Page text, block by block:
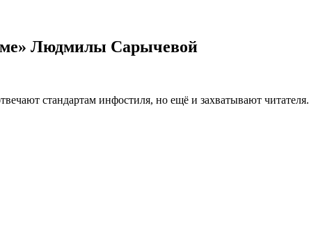
Людмилы Сарычевой
стандартам инфостиля, но ещё и захватывают читателя.